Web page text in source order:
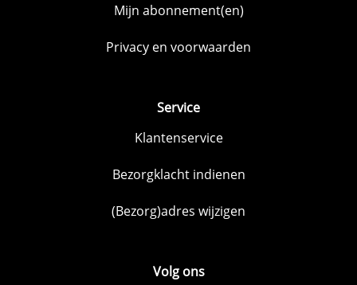
Mijn abonnement(en)
Privacy en voorwaarden
Service
Klantenservice
Bezorgklacht indienen
(Bezorg)adres wijzigen
Volg ons